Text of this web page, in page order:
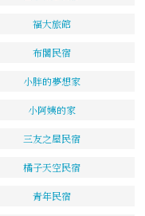
福大旅館
布閣民宿
小胖的夢想家
小阿姨的家
三友之屋民宿
橘子天空民宿
青年民宿